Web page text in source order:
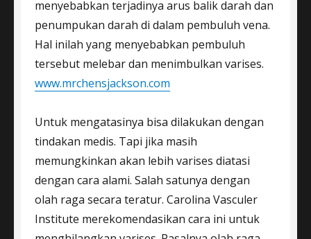
menyebabkan terjadinya arus balik darah dan
penumpukan darah di dalam pembuluh vena.
Hal inilah yang menyebabkan pembuluh
tersebut melebar dan menimbulkan varises.
www.mrchensjackson.com
Untuk mengatasinya bisa dilakukan dengan
tindakan medis. Tapi jika masih
memungkinkan akan lebih varises diatasi
dengan cara alami. Salah satunya dengan
olah raga secara teratur. Carolina Vasculer
Institute merekomendasikan cara ini untuk